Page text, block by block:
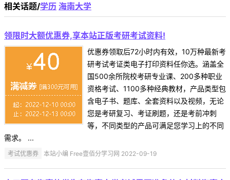
相关话题/学历 海南大学
领限时大额优惠券,享本站正版考研考试资料!
优惠券领取后72小时内有效，10万种最新考
研考试考证类电子打印资料任你选。涵盖全
国500余所院校考研专业课、200多种职业
资格考试、1100多种经典教材，产品类型包
含电子书、题库、全套资料以及视频，无论
您是考研复习、考证刷题，还是考前冲刺
等，不同类型的产品可满足您学习上的不同
需求。 ...
考试优惠券 本站小编 Free壹佰分学习网 2022-09-19